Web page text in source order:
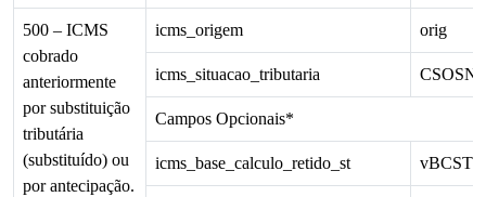
500 – ICMS
cobrado
anteriormente
por substituição
tributária
(substituído) ou
por antecipação.
icms_origem orig
icms_situacao_tributaria CSOSN
Campos Opcionais*
icms_base_calculo_retido_st